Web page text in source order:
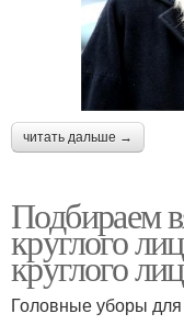
читать дальше →
Подбираем
круглого
круглого
Головные уборы для